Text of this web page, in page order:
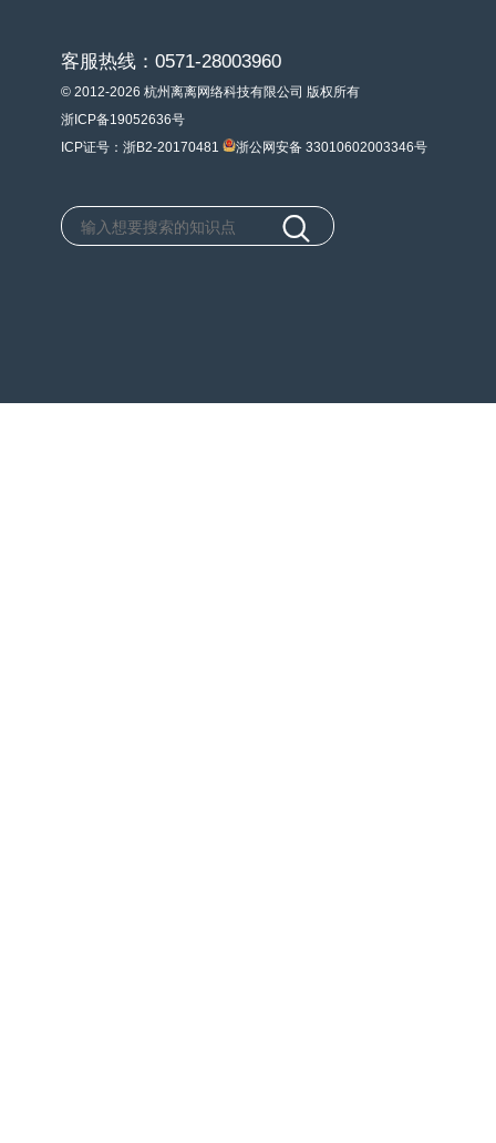
客服热线：0571-28003960
© 2012-2026 杭州离离网络科技有限公司 版权所有
浙ICP备19052636号
ICP证号：浙B2-20170481
浙公网安备 33010602003346号